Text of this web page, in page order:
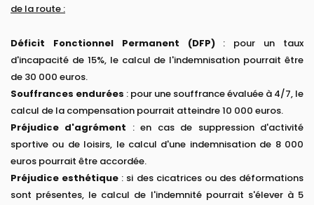
de la route :
Déficit Fonctionnel Permanent (DFP): pour un taux
d'incapacité de 15%, le calcul de l'indemnisation pourrait être
de 30 000 euros.
Souffrances endurées : pour une souffrance évaluée à 4/7, le
calcul de la compensation pourrait atteindre 10 000 euros.
Préjudice d'agrément : en cas de suppression d'activité
sportive ou de loisirs, le calcul d'une indemnisation de 8 000
euros pourrait être accordée.
Préjudice esthétique : si des cicatrices ou des déformations
sont présentes, le calcul de l'indemnité pourrait s'élever à 5